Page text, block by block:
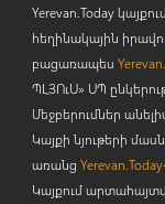
Yerevan.Today
հեղինակային
բացառապես
ՊԼՅՈւՍ» ՍՊ
Մեջբերումներ
Կայքի նյութերի
առանց Yerevan.Today
Կայքում